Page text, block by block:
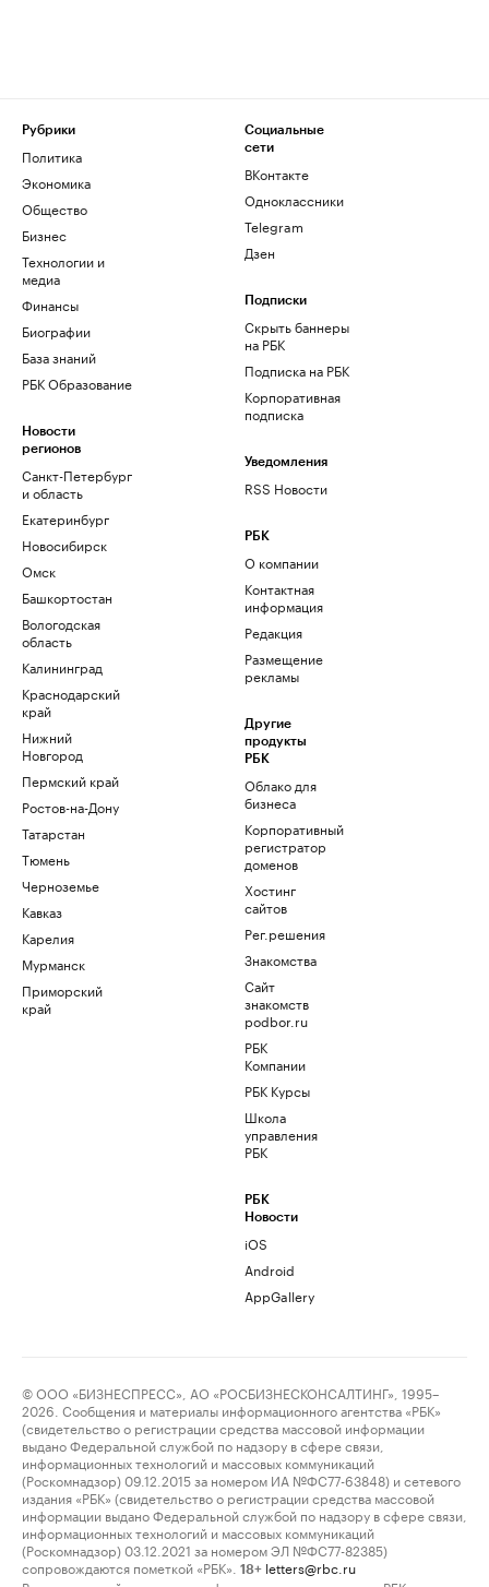
Рубрики
Политика
Экономика
Общество
Бизнес
Технологии и
медиа
Финансы
Биографии
База знаний
РБК Образование
Новости
регионов
Санкт-Петербург
и область
Екатеринбург
Новосибирск
Омск
Башкортостан
Вологодская
область
Калининград
Краснодарский
край
Нижний
Новгород
Пермский край
Ростов-на-Дону
Татарстан
Тюмень
Черноземье
Кавказ
Карелия
Мурманск
Приморский
край
Социальные
сети
ВКонтакте
Одноклассники
Telegram
Дзен
Подписки
Скрыть баннеры
на РБК
Подписка на РБК
Корпоративная
подписка
Уведомления
RSS Новости
РБК
О компании
Контактная
информация
Редакция
Размещение
рекламы
Другие
продукты
РБК
Облако для
бизнеса
Корпоративный
регистратор
доменов
Хостинг
сайтов
Рег.решения
Знакомства
Сайт
знакомств
podbor.ru
РБК
Компании
РБК Курсы
Школа
управления
РБК
РБК
Новости
iOS
Android
AppGallery
© ООО «БИЗНЕСПРЕСС», АО «РОСБИЗНЕСКОНСАЛТИНГ», 1995–
2026. Сообщения и материалы информационного агентства «РБК»
(свидетельство о регистрации средства массовой информации
выдано Федеральной службой по надзору в сфере связи,
информационных технологий и массовых коммуникаций
(Роскомнадзор) 09.12.2015 за номером ИА №ФС77-63848) и сетевого
издания «РБК» (свидетельство о регистрации средства массовой
информации выдано Федеральной службой по надзору в сфере связи,
информационных технологий и массовых коммуникаций
(Роскомнадзор) 03.12.2021 за номером ЭЛ №ФС77-82385)
сопровождаются пометкой «РБК».
18+ letters@rbc.ru